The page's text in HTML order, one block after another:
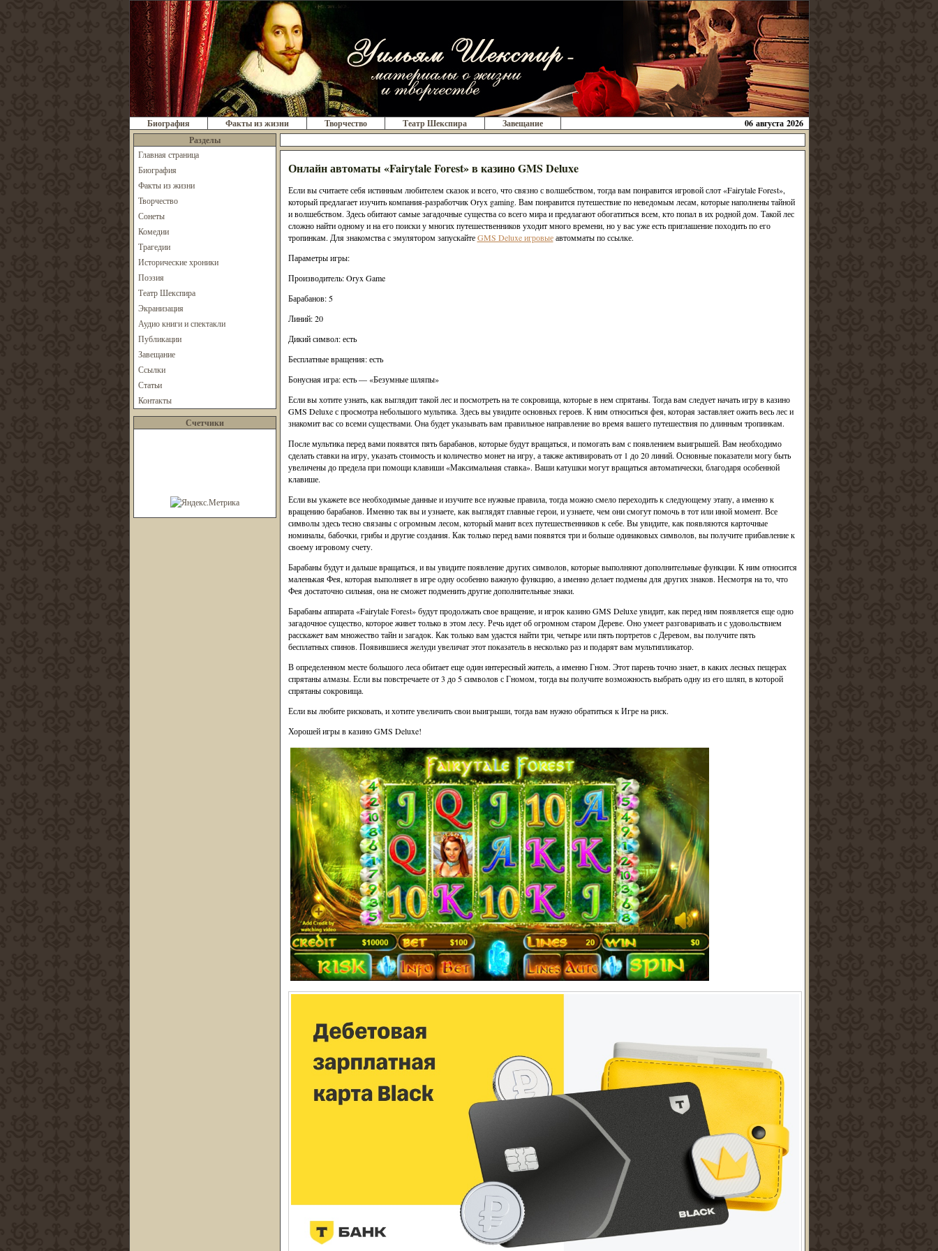
Биография Факты из жизни Творчество Театр Шекспира Завещание
06 августа 2026
Разделы
Главная страница
Биография
Факты из жизни
Творчество
Сонеты
Комедии
Трагедии
Исторические хроники
Поэзия
Театр Шекспира
Экранизация
Аудио книги и спектакли
Публикации
Завещание
Ссылки
Статьи
Контакты
Счетчики
Онлайн автоматы «Fairytale Forest» в казино GMS Deluxe
Если вы считаете себя истинным любителем сказок и всего, что связно с волшебством, тогда вам понравится игровой слот «Fairytale Forest»,
который предлагает изучить компания-разработчик Oryx gaming. Вам понравится путешествие по неведомым лесам, которые наполнены тайной
и волшебством. Здесь обитают самые загадочные существа со всего мира и предлагают обогатиться всем, кто попал в их родной дом. Такой лес
сложно найти одному и на его поиски у многих путешественников уходит много времени, но у вас уже есть приглашение походить по его
тропинкам. Для знакомства с эмулятором запускайтеGMS Deluxe игровыеавтомматы по ссылке.
Параметры игры:
Производитель: Oryx Game
Барабанов: 5
Линий: 20
Дикий символ: есть
Бесплатные вращения: есть
Бонусная игра: есть — «Безумные шляпы»
Если вы хотите узнать, как выглядит такой лес и посмотреть на те сокровища, которые в нем спрятаны. Тогда вам следует начать игру в казино
GMS Deluxe с просмотра небольшого мультика. Здесь вы увидите основных героев. К ним относиться фея, которая заставляет ожить весь лес и
знакомит вас со всеми существами. Она будет указывать вам правильное направление во время вашего путешествия по длинным тропинкам.
После мультика перед вами появятся пять барабанов, которые будут вращаться, и помогать вам с появлением выигрышей. Вам необходимо
сделать ставки на игру, указать стоимость и количество монет на игру, а также активировать от 1 до 20 линий. Основные показатели могу быть
увеличены до предела при помощи клавиши «Максимальная ставка». Ваши катушки могут вращаться автоматически, благодаря особенной
клавише.
Если вы укажете все необходимые данные и изучите все нужные правила, тогда можно смело переходить к следующему этапу, а именно к
вращению барабанов. Именно так вы и узнаете, как выглядят главные герои, и узнаете, чем они смогут помочь в тот или иной момент. Все
символы здесь тесно связаны с огромным лесом, который манит всех путешественников к себе. Вы увидите, как появляются карточные
номиналы, бабочки, грибы и другие создания. Как только перед вами появятся три и больше одинаковых символов, вы получите прибавление к
своему игровому счету.
Барабаны будут и дальше вращаться, и вы увидите появление других символов, которые выполняют дополнительные функции. К ним относится
маленькая Фея, которая выполняет в игре одну особенно важную функцию, а именно делает подмены для других знаков. Несмотря на то, что
Фея достаточно сильная, она не сможет подменить другие дополнительные знаки.
Барабаны аппарата «Fairytale Forest» будут продолжать свое вращение, и игрок казино GMS Deluxe увидит, как перед ним появляется еще одно
загадочное существо, которое живет только в этом лесу. Речь идет об огромном старом Дереве. Оно умеет разговаривать и с удовольствием
расскажет вам множество тайн и загадок. Как только вам удастся найти три, четыре или пять портретов с Деревом, вы получите пять
бесплатных спинов. Появившиеся желуди увеличат этот показатель в несколько раз и подарят вам мультипликатор.
В определенном месте большого леса обитает еще один интересный житель, а именно Гном. Этот парень точно знает, в каких лесных пещерах
спрятаны алмазы. Если вы повстречаете от 3 до 5 символов с Гномом, тогда вы получите возможность выбрать одну из его шляп, в которой
спрятаны сокровища.
Если вы любите рисковать, и хотите увеличить свои выигрыши, тогда вам нужно обратиться к Игре на риск.
Хорошей игры в казино GMS Deluxe!